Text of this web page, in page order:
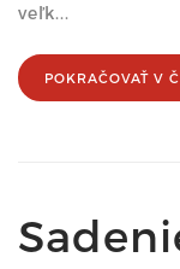
veľk...
POKRAČOVAŤ V